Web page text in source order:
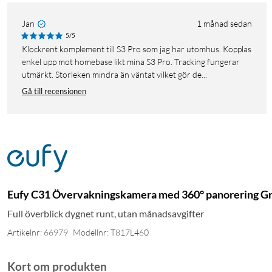
Jan 1 månad sedan
5/5
Klockrent komplement till S3 Pro som jag har utomhus. Kopplas
enkel upp mot homebase likt mina S3 Pro. Tracking fungerar
utmärkt. Storleken mindra än väntat vilket gör de...
Gå till recensionen
Eufy C31 Övervakningskamera med 360° panorering
Full överblick dygnet runt, utan månadsavgifter
Artikelnr: 66979 Modellnr: T817L460
Kort om produkten